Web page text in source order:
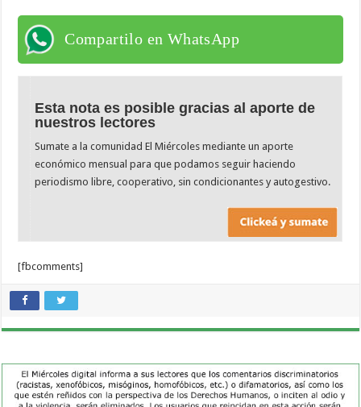
Compartilo en WhatsApp
Esta nota es posible gracias al aporte de
nuestros lectores
Sumate a la comunidad El Miércoles mediante un aporte
económico mensual para que podamos seguir haciendo
periodismo libre, cooperativo, sin condicionantes y autogestivo.
[fbcomments]